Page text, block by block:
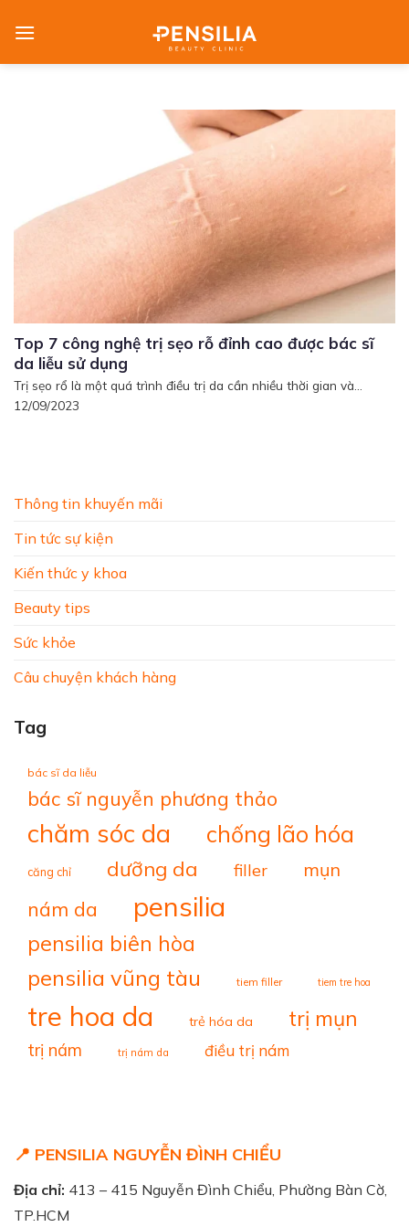
Thông tin khuyến mãi
Tin tức sự kiện
Kiến thức y khoa
Beauty tips
Sức khỏe
Câu chuyện khách hàng
Tag
bác sĩ da liễu
bác sĩ nguyễn phương thảo
chăm sóc da chống lão hóa
căng chỉ dưỡng da filler mụn
nám da pensilia
pensilia biên hòa
pensilia vũng tàu tiem filler tiem tre hoa
tre hoa da trẻ hóa da trị mụn
trị nám trị nám da điều trị nám
Top 7 công nghệ trị sẹo rỗ đỉnh cao được bác sĩ
da liễu sử dụng
Trị sẹo rổ là một quá trình điều trị da cần nhiều thời gian và...
12/09/2023
📍 PENSILIA NGUYỄN ĐÌNH CHIỂU
Địa chỉ: 413 – 415 Nguyễn Đình Chiểu, Phường Bàn Cờ,
TP.HCM